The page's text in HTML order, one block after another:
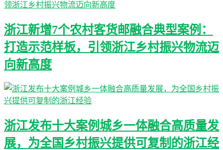
浙江新增7个农村客货邮融合典型案例：
打造示范样板，引领浙江乡村振兴物流迈
向新高度
浙江发布十大案例城乡一体融合高质量发
展，为全国乡村振兴提供可复制的浙江经